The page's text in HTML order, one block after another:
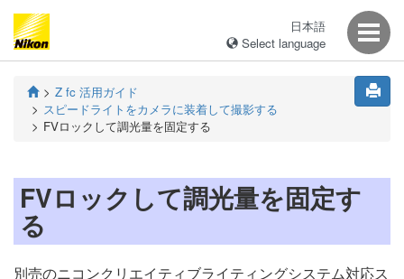
日本語
Select language
Z fc 活用ガイド
スピードライトをカメラに装着して撮影する
FVロックして調光量を固定する
FVロックして調光量を固定す
る
別売のニコンクリエイティブライティングシステム対応ス